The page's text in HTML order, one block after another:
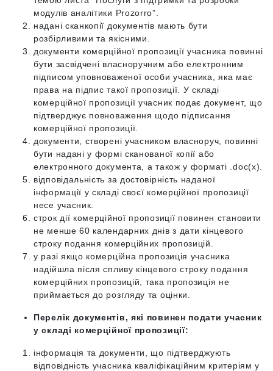
модулів аналітики Prozorro”.
надані сканкопії документів мають бути
розбірливими та якісними.
документи комерційної пропозиції учасника повинні
бути засвідчені власноручним або електронним
підписом уповноваженої особи учасника, яка має
права на підпис такої пропозиції. У складі
комерційної пропозиції учасник подає документ, що
підтверджує повноваження щодо підписання
комерційної пропозиції.
документи, створені учасником власноруч, повинні
бути надані у формі сканованої копії або
електронного документа, а також у форматі .doc(x).
відповідальність за достовірність наданої
інформації у складі своєї комерційної пропозиції
несе учасник.
строк дії комерційної пропозиції повинен становити
не менше 60 календарних днів з дати кінцевого
строку подання комерційних пропозицій.
у разі якщо комерційна пропозиція учасника
надійшла після спливу кінцевого строку подання
комерційних пропозицій, така пропозиція не
приймається до розгляду та оцінки.
Перелік документів, які повинен подати учасник
у складі комерційної пропозиції:
інформація та документи, що підтверджують
відповідність учасника кваліфікаційним критеріям у